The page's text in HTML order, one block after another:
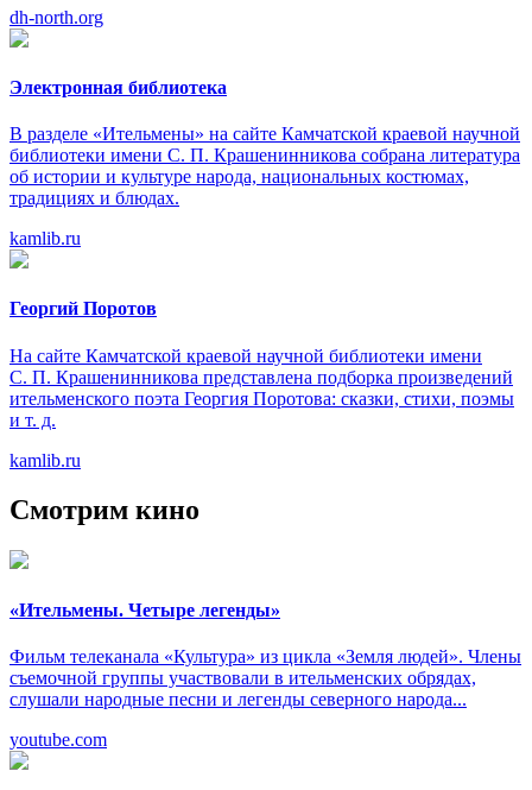
dh-north.org
Электронная библиотека
В разделе «Ительмены» на сайте Камчатской краевой научной
библиотеки имени С. П. Крашенинникова собрана литература
об истории и культуре народа, национальных костюмах,
традициях и блюдах.
kamlib.ru
Георгий Поротов
На сайте Камчатской краевой научной библиотеки имени
С. П. Крашенинникова представлена подборка произведений
ительменского поэта Георгия Поротова: сказки, стихи, поэмы
и т. д.
kamlib.ru
Смотрим кино
«Ительмены. Четыре легенды»
Фильм телеканала «Культура» из цикла «Земля людей». Члены
съемочной группы участвовали в ительменских обрядах,
слушали народные песни и легенды северного народа...
youtube.com